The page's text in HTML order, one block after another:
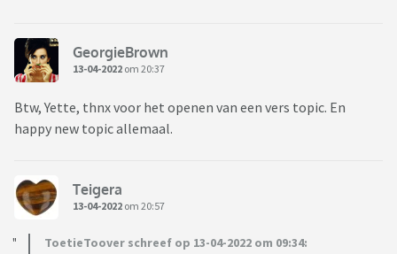
GeorgieBrown
13-04-2022 om 20:37
Btw, Yette, thnx voor het openen van een vers topic. En
happy new topic allemaal.
Teigera
13-04-2022 om 20:57
ToetieToover schreef op 13-04-2022 om 09:34: